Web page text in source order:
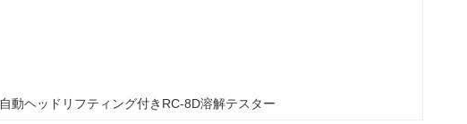
自動ヘッドリフティング付きRC-8D溶解テスター